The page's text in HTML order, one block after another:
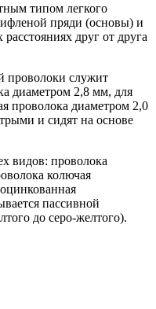
типом легкого
пряди (основы) и
друг от друга
проволоки служит
диаметром 2,8 мм, для
проволока диаметром 2,0
и сидят на основе
видов: проволока
колючая
пассивной
до серо-желтого).